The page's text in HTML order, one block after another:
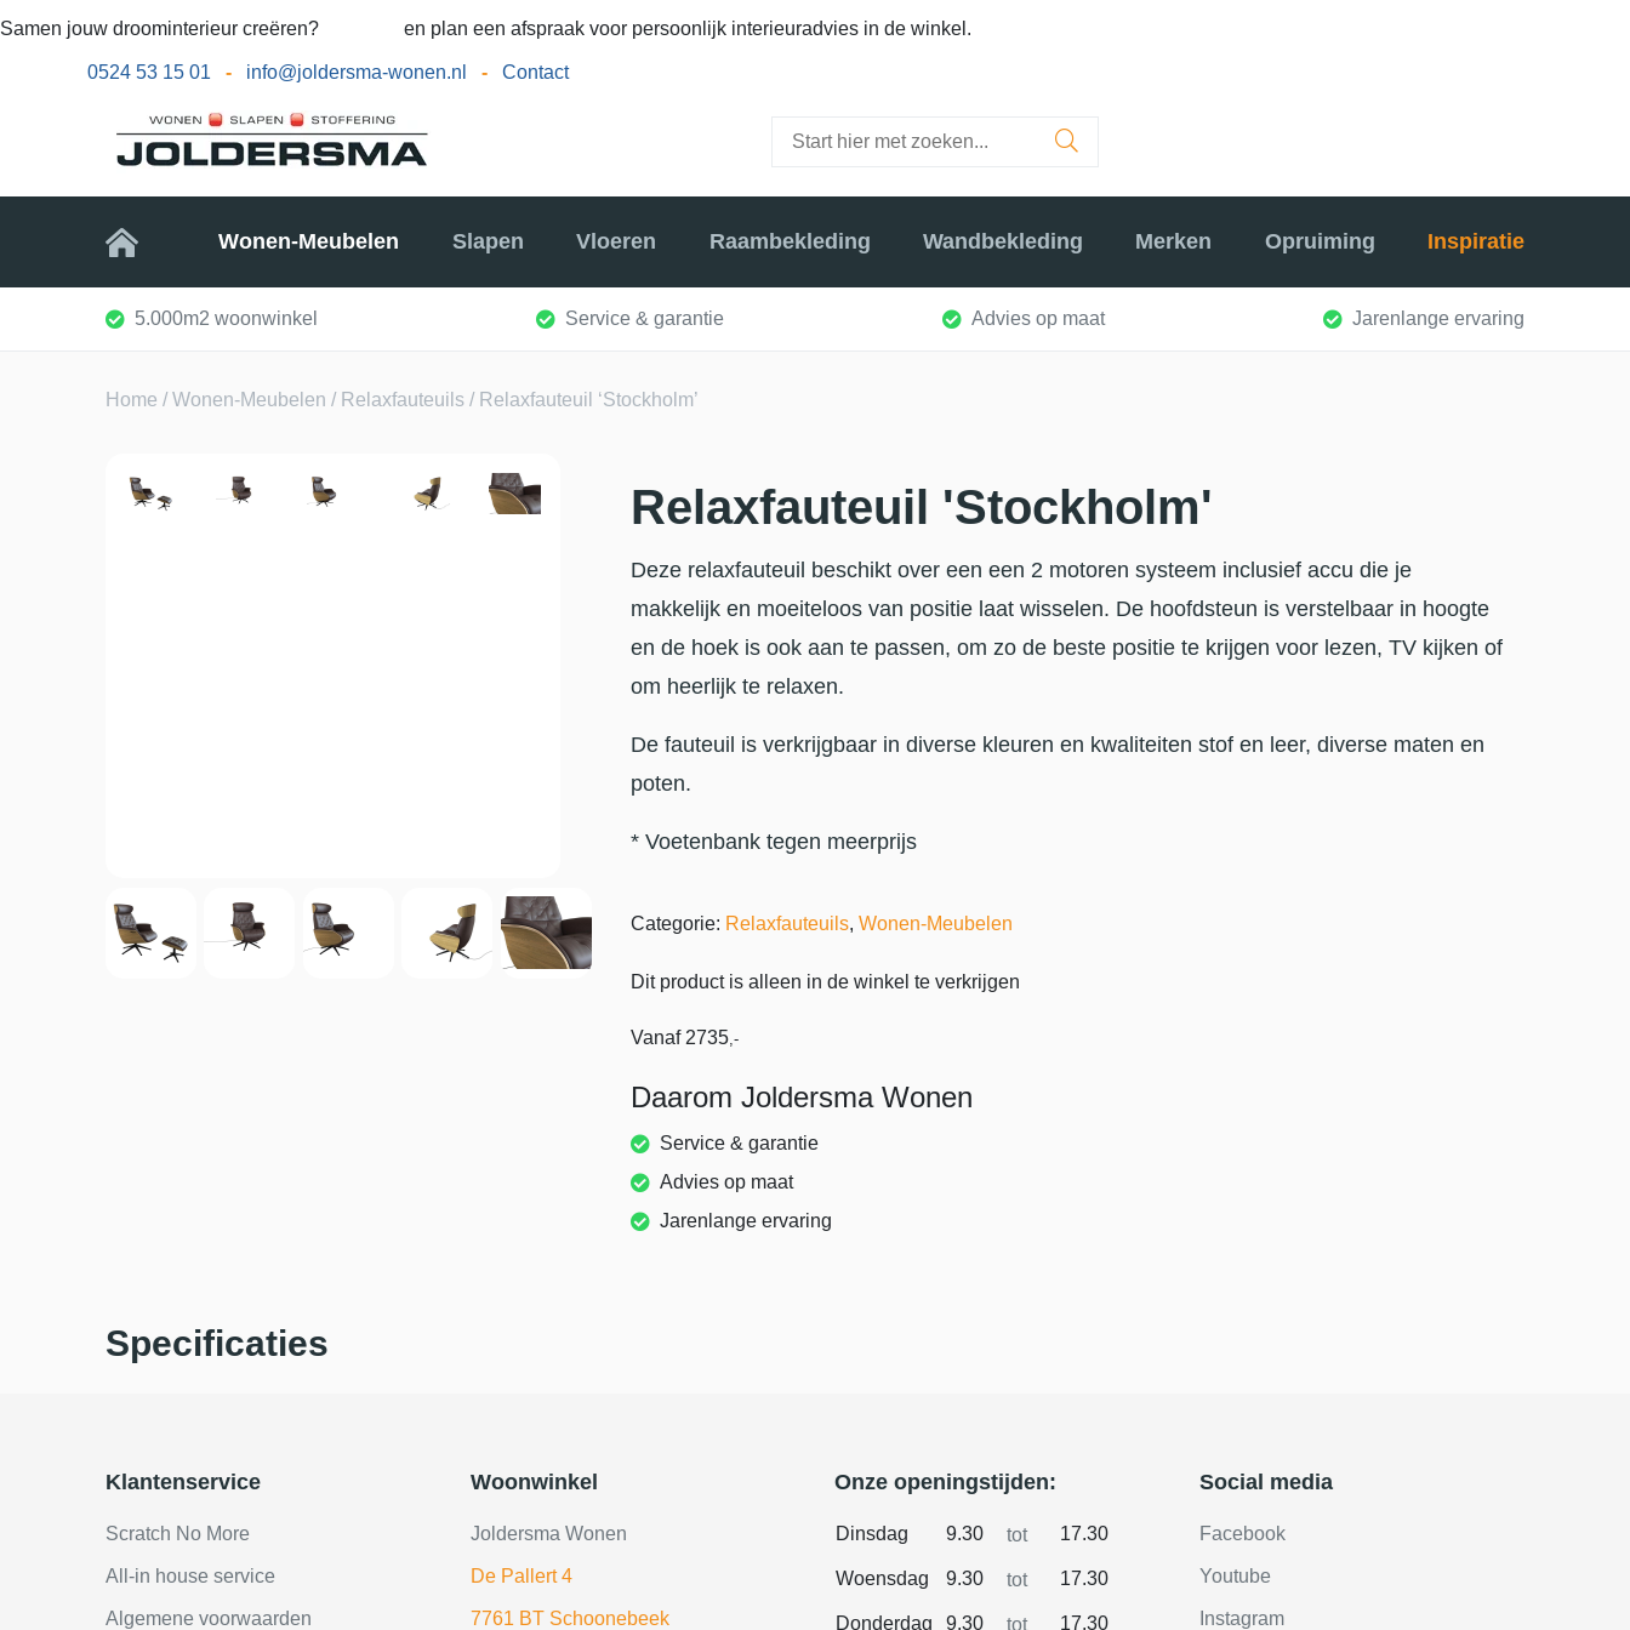
Samen jouw droominterieur creëren? en plan een afspraak voor persoonlijk interieuradvies in de winkel.
0524 53 15 01 - info@joldersma-wonen.nl - Contact
Home Wonen-Meubelen Slapen Vloeren Raambekleding Wandbekleding Merken Opruiming Inspiratie
5.000m2 woonwinkel Service & garantie Advies op maat Jarenlange ervaring
Home /Wonen-Meubelen / Relaxfauteuils / Relaxfauteuil ‘Stockholm’
Relaxfauteuil 'Stockholm'
Deze relaxfauteuil beschikt over een een 2 motoren systeem inclusief accu die je
makkelijk en moeiteloos van positie laat wisselen. De hoofdsteun is verstelbaar in hoogte
en de hoek is ook aan te passen, om zo de beste positie te krijgen voor lezen, TV kijken of
om heerlijk te relaxen.
De fauteuil is verkrijgbaar in diverse kleuren en kwaliteiten stof en leer, diverse maten en
poten.
* Voetenbank tegen meerprijs
Categorie: Relaxfauteuils, Wonen-Meubelen
Dit product is alleen in de winkel te verkrijgen
Vanaf 2735,-
Daarom Joldersma Wonen
Service & garantie
Advies op maat
Jarenlange ervaring
Specificaties
Klantenservice
Scratch No More
All-in house service
Algemene voorwaarden
Woonwinkel
Joldersma Wonen
De Pallert 4
7761 BT Schoonebeek
Onze openingstijden:
Dinsdag 9.30 tot 17.30
Woensdag 9.30 tot 17.30
Donderdag 9.30 tot 17.30
Social media
Facebook
Youtube
Instagram